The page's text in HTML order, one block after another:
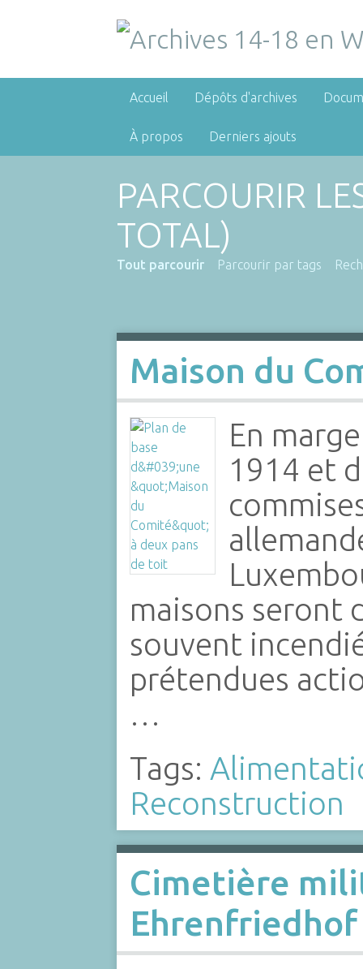
Accueil Dépôts d'archives
À propos Derniers ajouts
PARCOURIR
TOTAL)
Tout parcourir Parcourir par tags
Maison du
En
1914 et
maisons seront
souvent
prétendues
…
Tags:
Reconstruction
Cimetière